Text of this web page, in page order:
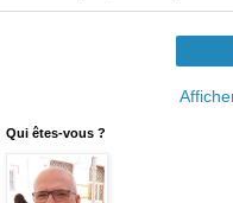
Qui êtes-vous ?